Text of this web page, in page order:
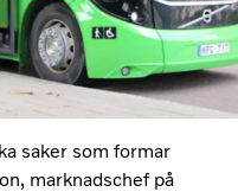
saker som formar
marknadschef på